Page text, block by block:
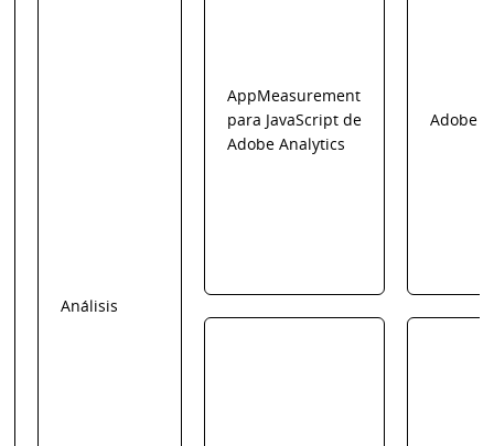
Análisis
AppMeasurement
para JavaScript de
Adobe Analytics
Adobe